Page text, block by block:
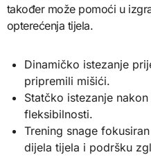
također može pomoći u
opterećenja tijela.
Dinamičko istezanje
pripremili mišići.
Statčko istezanje
fleksibilnosti.
Trening snage
dijela tijela i podršku